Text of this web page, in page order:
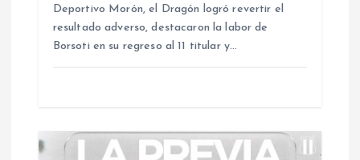
a
Deportivo Morón, el Dragón logró revertir el
resultado adverso, destacaron la labor de
Borsoti en su regreso al 11 titular y…